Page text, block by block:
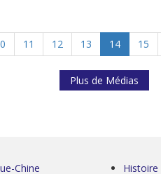
11 12 13 14 15
Plus de Médias
Chine Histoire